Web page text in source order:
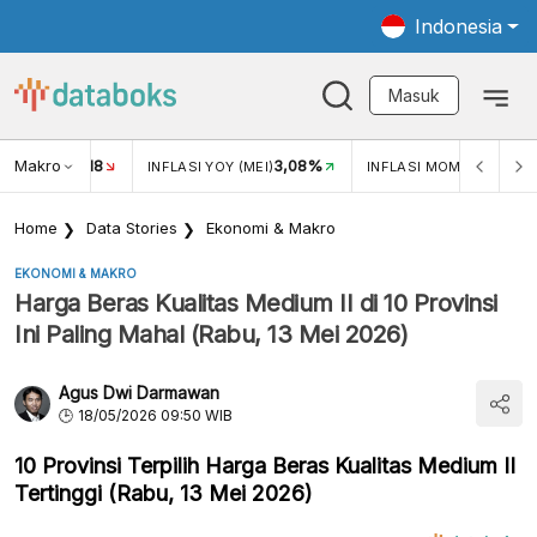
Indonesia
Masuk
Makro
USD/IDR 18 INFLASI YOY (MEI)3,08% INFLASI MOM (MEI)
Home Data Stories Ekonomi & Makro
EKONOMI & MAKRO
Harga Beras Kualitas Medium II di 10 Provinsi
Ini Paling Mahal (Rabu, 13 Mei 2026)
Agus Dwi Darmawan
18/05/2026 09:50 WIB
10 Provinsi Terpilih Harga Beras Kualitas Medium II
Tertinggi (Rabu, 13 Mei 2026)